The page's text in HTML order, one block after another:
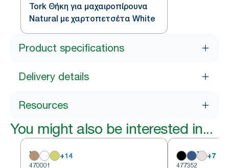
Tork Θήκη για μαχαιροπίρουνα
Natural με χαρτοπετσέτα White
Product specifications
Delivery details
Resources
You might also be interested in...
+14
470001
+7
477352